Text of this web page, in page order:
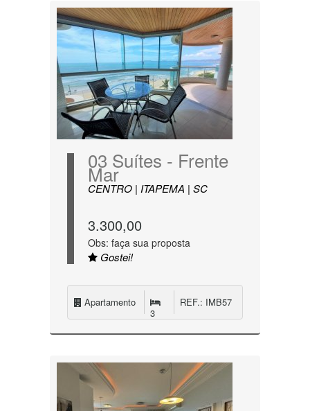
03 Suítes - Frente
Mar
CENTRO | ITAPEMA | SC
3.300,00
Obs: faça sua proposta
Gostei!
Apartamento
3
REF.: IMB57